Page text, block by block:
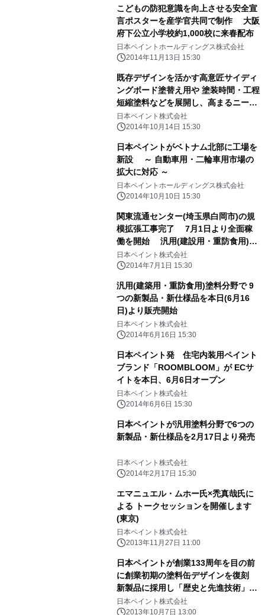
こどもの防犯意識を向上させる安全宣
言ポスターを産学官共同で制作 大阪
府下公立小学校約1,000校に来春配布
日本ペイントホールディングス株式会社
2014年11月13日 15:30
既存デザインを活かす高意匠サイディ
ングボード塗替え用や 塗装時間・工程
短縮塗料などを展開し、高まるニーズ
に対応 10月14日から汎用(建築用・
重防食用)塗料分野で 9つの新製品・新
日本ペイント株式会社
2014年10月14日 15:30
日本ペイントがベトナム北部に工場を
新設 ～ 自動車用・二輪車用市場の
拡大に対応 ～
日本ペイントホールディングス株式会社
2014年10月10日 15:30
関東流通センター(埼玉県白岡市)の規
模拡張工事完了 7月1日より全面稼
働を開始 汎用(建設用・重防食用)塗
料の納期短縮を実現
日本ペイント株式会社
2014年7月1日 15:30
汎用(建築用・重防食用)塗料分野で 9
つの新製品・新仕様品を本日(6月16
日)より販売開始
日本ペイント株式会社
2014年6月16日 15:30
日本ペイント発 住宅内装用ペイント
ブランド「ROOMBLOOM」が ECサ
イトを本日、6月6日オープン
日本ペイント株式会社
2014年6月6日 15:30
日本ペイントが汎用塗料分野で6つの
新製品・新仕様品を2月17日より発売
日本ペイント株式会社
2014年2月17日 15:30
エマニュエル・ムホー氏×禿真哉氏に
よる トークセッションを開催します
(東京)
日本ペイント株式会社
2013年11月27日 11:00
日本ペイントが創業133周年を目の前
に創業初期の塗料缶デザインを復刻
新製品に採用し「歴史と先進技術」を
アピール
日本ペイント株式会社
2013年10月7日 13:00